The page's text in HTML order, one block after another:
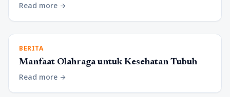
Read more arrow_forward
BERITA
Manfaat Olahraga untuk Kesehatan Tubuh
Read more arrow_forward